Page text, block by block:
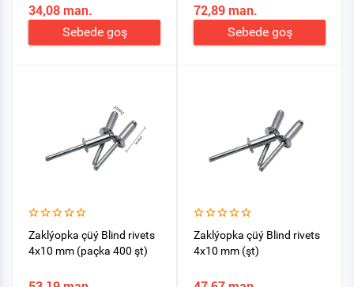
34,08 man.
Sebede goş
72,89 man.
Sebede goş
Zaklýopka çüý Blind rivets
4x10 mm (paçka 400 şt)
Zaklýopka çüý Blind rivets
4x10 mm (şt)